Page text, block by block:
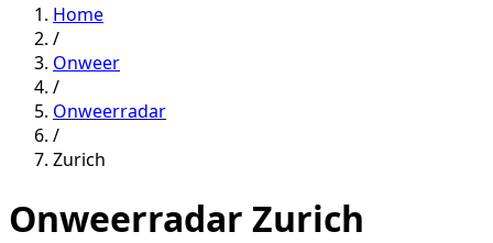
Home
/
Onweer
/
Onweerradar
/
Zurich
Onweerradar Zurich